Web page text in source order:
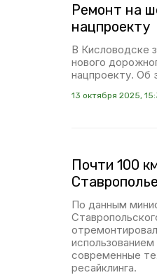
Ремонт на
нацпроекту
В Кисловодске
нового
нацпроекту. Об
13 октября 2025,
Почти 100
По данным
современные
ресайклинга.